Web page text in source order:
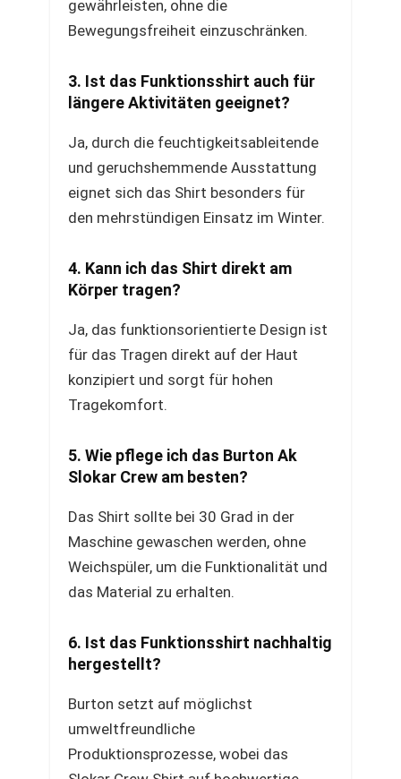
gewährleisten, ohne die
Bewegungsfreiheit einzuschränken.
3. Ist das Funktionsshirt auch für
längere Aktivitäten geeignet?
Ja, durch die feuchtigkeitsableitende
und geruchshemmende Ausstattung
eignet sich das Shirt besonders für
den mehrstündigen Einsatz im Winter.
4. Kann ich das Shirt direkt am
Körper tragen?
Ja, das funktionsorientierte Design ist
für das Tragen direkt auf der Haut
konzipiert und sorgt für hohen
Tragekomfort.
5. Wie pflege ich das Burton Ak
Slokar Crew am besten?
Das Shirt sollte bei 30 Grad in der
Maschine gewaschen werden, ohne
Weichspüler, um die Funktionalität und
das Material zu erhalten.
6. Ist das Funktionsshirt nachhaltig
hergestellt?
Burton setzt auf möglichst
umweltfreundliche
Produktionsprozesse, wobei das